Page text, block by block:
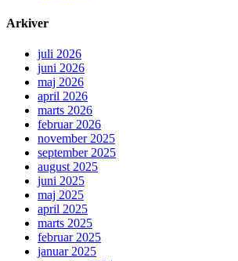
Arkiver
juli 2026
juni 2026
maj 2026
april 2026
marts 2026
februar 2026
november 2025
september 2025
august 2025
juni 2025
maj 2025
april 2025
marts 2025
februar 2025
januar 2025